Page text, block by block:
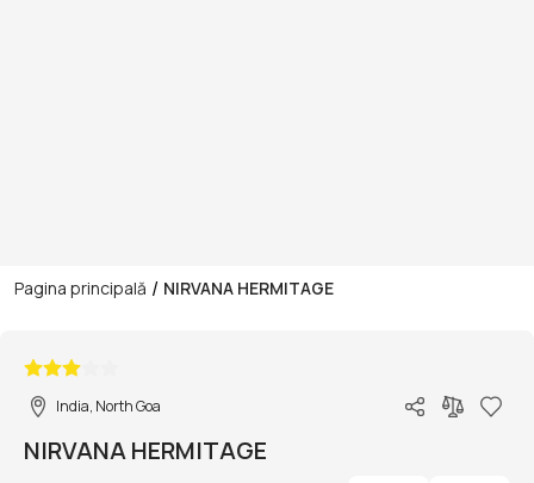
Pagina principală / NIRVANA HERMITAGE
India, North Goa
NIRVANA HERMITAGE